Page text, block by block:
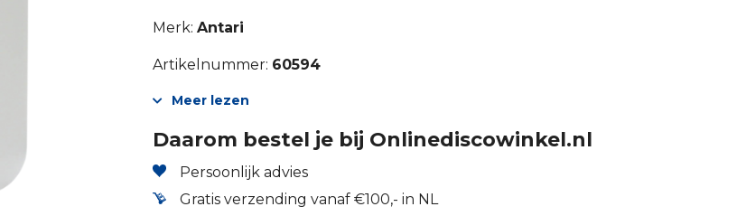
Merk: Antari
Artikelnummer: 60594
Meer lezen
Daarom bestel je bij Onlinediscowinkel.nl
Persoonlijk advies
Gratis verzending vanaf €100,- in NL